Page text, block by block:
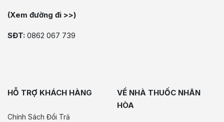
(Xem đường đi >>)
SĐT: 0862 067 739
HỖ TRỢ KHÁCH HÀNG
Chính Sách Đổi Trả
VỀ NHÀ THUỐC NHÂN
HÒA